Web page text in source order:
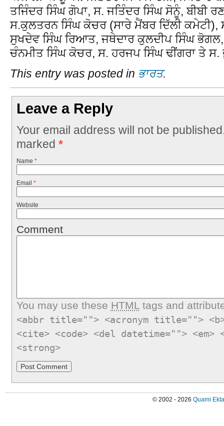
ਤਜਿੰਦਰ ਸਿੰਘ ਗੋਪਾ, ਸ. ਜਤਿੰਦਰ ਸਿੰਘ ਸੋਨੂੰ, ਬੀਬੀ
ਸ.ਕੁਲਤਰਨ ਸਿੰਘ ਕੋਚਰ (ਸਾਰੇ ਮੈਂਬਰ ਦਿੱਲੀ ਕਮੇਟੀ),
ਸੁਖਦੇਵ ਸਿੰਘ ਰਿਆਤ, ਜਥੇਦਾਰ ਕੁਲਦੀਪ ਸਿੰਘ ਭੋਗਲ,
ਚੰਨਮੀਤ ਸਿੰਘ ਕੋਚਰ, ਸ. ਹਰਜਪ ਸਿੰਘ ਢੀਂਗਰਾ ਤੇ
This entry was posted in ਭਾਰਤ.
Leave a Reply
Your email address will not be
marked *
Name *
Email *
Website
Comment
You may use these HTMLtags and
<abbr title=""> <acronym title="">
<cite> <code> <del datetime="">
<strong>
© 2002 - 2026 Quami